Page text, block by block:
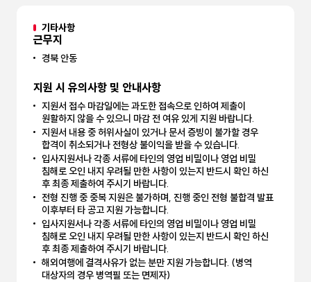
기타사항
근무지
경북 안동
지원 시 유의사항 및 안내사항
지원서 접수 마감일에는 과도한 접속으로 인하여 제출이
원활하지 않을 수 있으니 마감 전 여유 있게 지원 바랍니다.
지원서 내용 중 허위사실이 있거나 문서 증빙이 불가할 경우
합격이 취소되거나 전형상 불이익을 받을 수 있습니다.
입사지원서나 각종 서류에 타인의 영업 비밀이나 영업 비밀
침해로 오인 내지 우려될 만한 사항이 있는지 반드시 확인 하신
후 최종 제출하여 주시기 바랍니다.
전형 진행 중 중복 지원은 불가하며, 진행 중인 전형 불합격 발표
이후부터 타 공고 지원 가능합니다.
입사지원서나 각종 서류에 타인의 영업 비밀이나 영업 비밀
침해로 오인 내지 우려될 만한 사항이 있는지 반드시 확인 하신
후 최종 제출하여 주시기 바랍니다.
해외여행에 결격사유가 없는 분만 지원 가능합니다. (병역
대상자의 경우 병역필 또는 면제자)